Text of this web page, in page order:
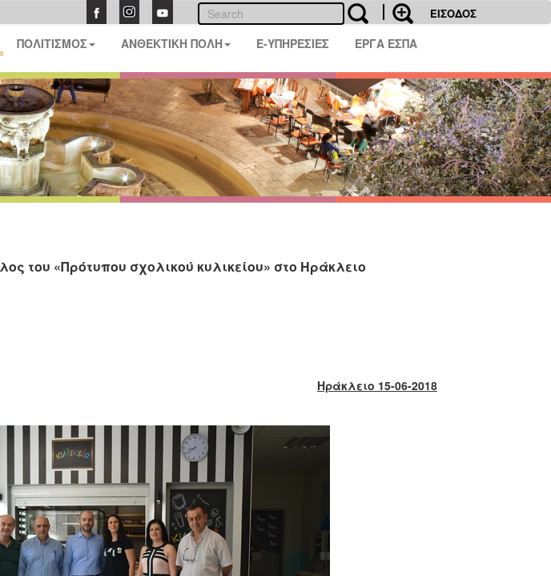
ΕΙΣΟΔΟΣ
ΠΟΛΙΤΙΣΜΟΣ ΑΝΘΕΚΤΙΚΗ ΠΟΛΗ E-ΥΠΗΡΕΣΙΕΣ ΕΡΓΑ ΕΣΠΑ
του «Πρότυπου σχολικού κυλικείου» στο Ηράκλειο
Ηράκλειο 15-06-2018